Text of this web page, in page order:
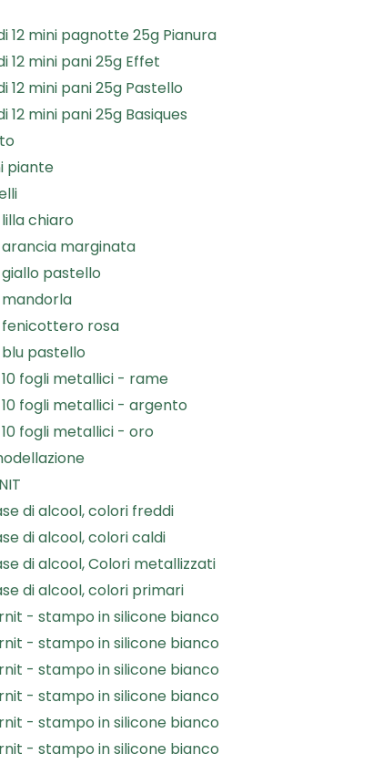
12 mini pagnotte 25g Pianura
12 mini pani 25g Effet
12 mini pani 25g Pastello
mini pani 25g Basiques
piante
chiaro
arancia marginata
giallo pastello
mandorla
fenicottero rosa
blu pastello
fogli metallici - rame
fogli metallici - argento
fogli metallici - oro
di alcool, colori freddi
di alcool, colori caldi
di alcool, Colori metallizzati
di alcool, colori primari
- stampo in silicone bianco
- stampo in silicone bianco
- stampo in silicone bianco
- stampo in silicone bianco
- stampo in silicone bianco
- stampo in silicone bianco